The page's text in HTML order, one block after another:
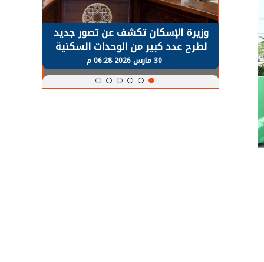
وزيرة الإسكان تكشف عن تصور جديد
لطرح عدد كبير من الوحدات السكنية
بنظام الإيجار